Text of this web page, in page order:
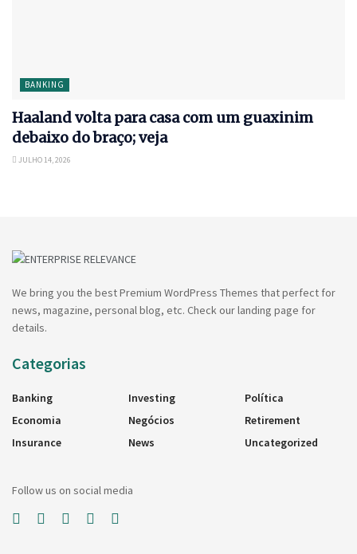
BANKING
Haaland volta para casa com um guaxinim
debaixo do braço; veja
JULHO 14, 2026
We bring you the best Premium WordPress Themes that perfect for
news, magazine, personal blog, etc. Check our landing page for
details.
Categorias
Banking
Economia
Insurance
Investing
Negócios
News
Política
Retirement
Uncategorized
Follow us on social media